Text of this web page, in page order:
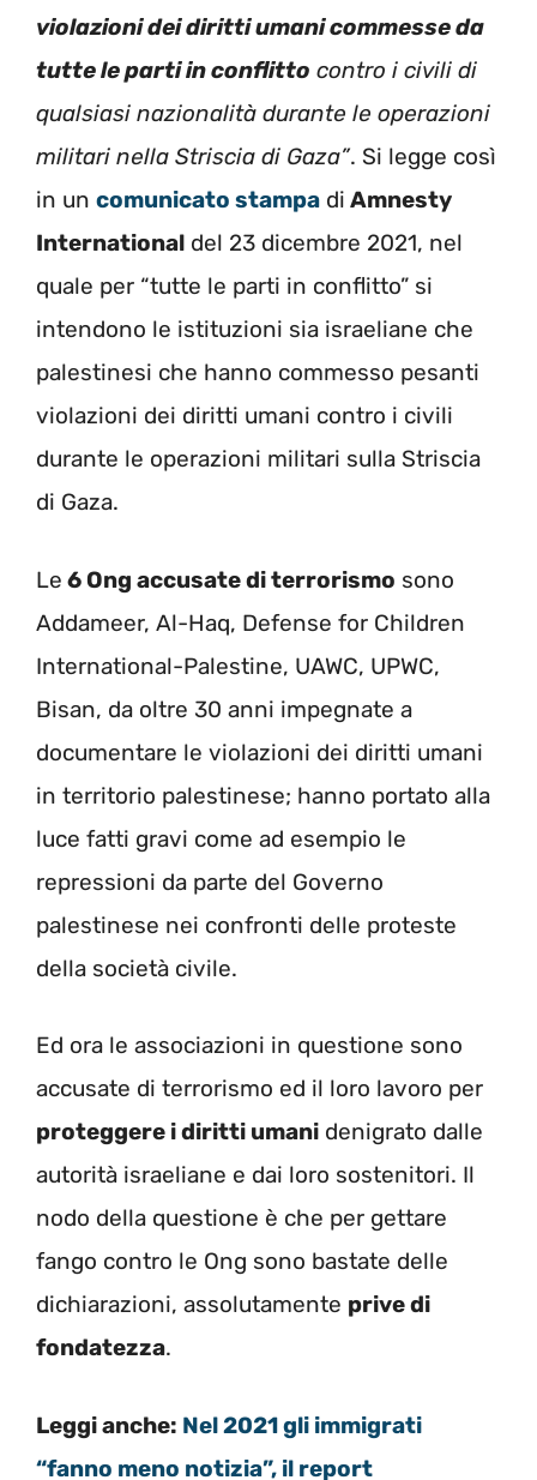
violazioni dei diritti umani commesse da
tutte le parti in conflitto contro i civili di
qualsiasi nazionalità durante le operazioni
militari nella Striscia di Gaza”. Si legge così
in un comunicato stampa di Amnesty
International del 23 dicembre 2021, nel
quale per “tutte le parti in conflitto” si
intendono le istituzioni sia israeliane che
palestinesi che hanno commesso pesanti
violazioni dei diritti umani contro i civili
durante le operazioni militari sulla Striscia
di Gaza.
Le 6 Ong accusate di terrorismo sono
Addameer, Al-Haq, Defense for Children
International-Palestine, UAWC, UPWC,
Bisan, da oltre 30 anni impegnate a
documentare le violazioni dei diritti umani
in territorio palestinese; hanno portato alla
luce fatti gravi come ad esempio le
repressioni da parte del Governo
palestinese nei confronti delle proteste
della società civile.
Ed ora le associazioni in questione sono
accusate di terrorismo ed il loro lavoro per
proteggere i diritti umani denigrato dalle
autorità israeliane e dai loro sostenitori. Il
nodo della questione è che per gettare
fango contro le Ong sono bastate delle
dichiarazioni, assolutamente prive di
fondatezza.
Leggi anche: Nel 2021 gli immigrati
“fanno meno notizia”, il report